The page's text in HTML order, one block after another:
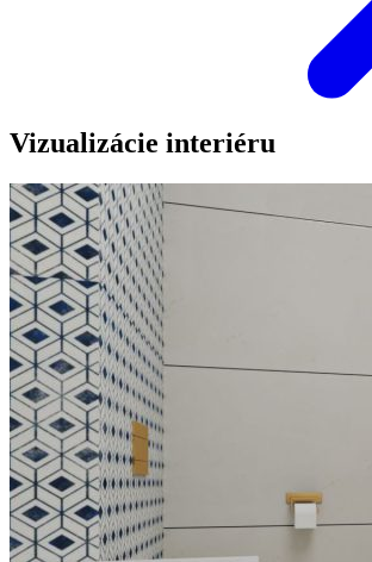
Vizualizácie interiéru